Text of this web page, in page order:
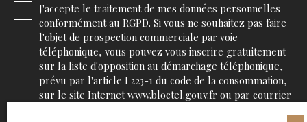
J'accepte le traitement de mes données personnelles
conformément au RGPD. Si vous ne souhaitez pas faire
l'objet de prospection commerciale par voie
téléphonique, vous pouvez vous inscrire gratuitement
sur la liste d'opposition au démarchage téléphonique,
prévu par l'article L223-1 du code de la consommation,
sur le site Internet www.bloctel.gouv.fr ou par courrier